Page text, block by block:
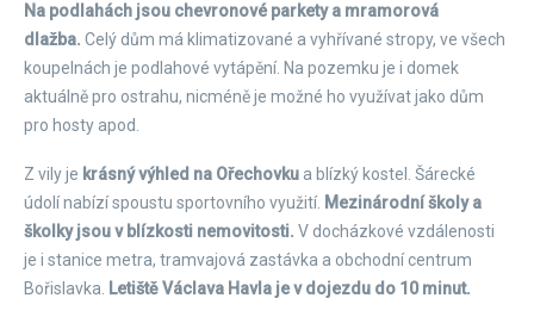
Na podlahách jsou chevronové parkety a mramorová
dlažba. Celý dům má klimatizované a vyhřívané stropy, ve všech
koupelnách je podlahové vytápění. Na pozemku je i domek
aktuálně pro ostrahu, nicméně je možné ho využívat jako dům
pro hosty apod.
Z vily je krásný výhled na Ořechovku a blízký kostel. Šárecké
údolí nabízí spoustu sportovního využití. Mezinárodní školy a
školky jsou v blízkosti nemovitosti. V docházkové vzdálenosti
je i stanice metra, tramvajová zastávka a obchodní centrum
Bořislavka.
Letiště Václava Havla je v dojezdu do 10 minut.